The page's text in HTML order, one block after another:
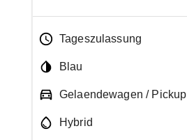
Tageszulassung
Blau
Gelaendewagen / Pickup
Hybrid